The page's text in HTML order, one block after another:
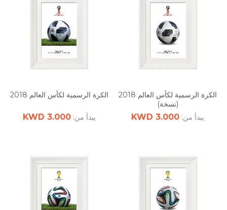
الكرة الرسمية لكأس العالم 2018
(نسخة)
يبدأ من: 3.000 KWD
الكرة الرسمية لكأس العالم 2018
يبدأ من:3.000 KWD